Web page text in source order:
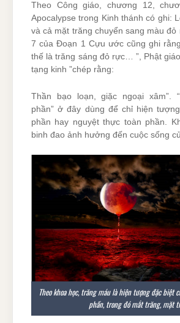
Theo Công giáo, chương 12,
Apocalypse trong Kinh thánh có ghi:
và cả mặt trăng chuyển sang màu đỏ
7 của Đoạn 1 Cựu ước cũng ghi
thế là trăng sáng đỏ rực… ”, Phật
tạng kinh ”chép rằng:
Thần bạo loạn, giặc ngoại xâm”.
phần” ở đây dùng để chỉ hiện
phần hay nguyệt thực toàn phần.
binh đao ảnh hưởng đến cuộc sống
Theo khoa học, trăng máu là hiện tượng đặc biệt
phần, trong đó mắt trăng, mặt